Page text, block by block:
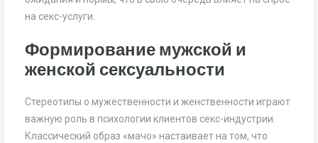
на секс-услуги.
Формирование мужской и
женской сексуальности
Стереотипы о мужественности и женственности играют
важную роль в психологии клиентов секс-индустрии.
Классический образ «мачо» настаивает на том, что